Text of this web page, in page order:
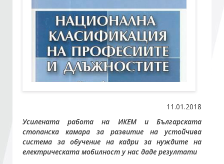
Арбитражен съд
Проекти
Стани член
Абонирайте се!
11.01.2018
Усилената работа на ИКЕМ и Българската
стопанска камара за развитие на устойчива
система за обучение на кадри за нуждите на
електрическата мобилност у нас даде резултати